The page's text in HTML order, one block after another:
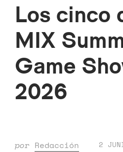
Los cinco
MIX
Game
2026
por Redacción 2